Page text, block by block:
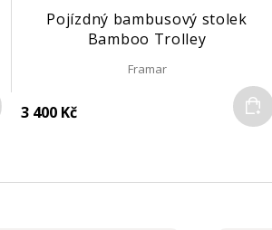
Do košíku
Pojízdný bambusový stolek
Bamboo Trolley
Framar
3 400 Kč